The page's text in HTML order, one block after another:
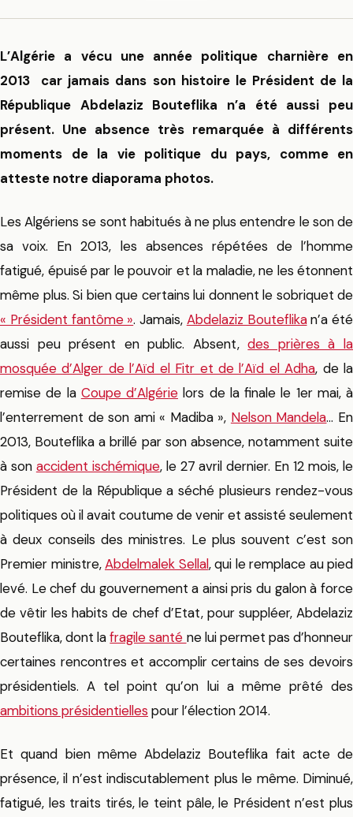
L’Algérie a vécu une année politique charnière en
2013
car jamais dans son histoire le Président de la
République Abdelaziz Bouteflika n’a été aussi peu
présent. Une absence très remarquée à différents
moments de la vie politique du pays, comme en
atteste notre diaporama photos.
Les Algériens se sont habitués à ne plus entendre le son de
sa voix. En 2013, les absences répétées de l’homme
fatigué, épuisé par le pouvoir et la maladie, ne les étonnent
même plus. Si bien que certains lui donnent le sobriquet de
« Président fantôme ». Jamais, Abdelaziz Bouteflikan’a été
aussi peu présent en public. Absent,des prières à la
mosquée d’Alger de l’Aïd el Fitr et de l’Aïd el Adha, de la
remise de la Coupe d’Algérie lors de la finale le 1er mai, à
l’enterrement de son ami « Madiba », Nelson Mandela… En
2013, Bouteflika a brillé par son absence, notamment suite
à son accident ischémique, le 27 avril dernier. En 12 mois, le
Président de la République a séché plusieurs rendez-vous
politiques où il avait coutume de venir et assisté seulement
à deux conseils des ministres. Le plus souvent c’est son
Premier ministre,Abdelmalek Sellal, qui le remplace au pied
levé. Le chef du gouvernement a ainsi pris du galon à force
de vêtir les habits de chef d’Etat, pour suppléer, Abdelaziz
Bouteflika, dont lafragile santé ne lui permet pas d’honneur
certaines rencontres et accomplir certains de ses devoirs
présidentiels. A tel point qu’on lui a même prêté des
ambitions présidentielles pour l’élection 2014.
Et quand bien même Abdelaziz Bouteflika fait acte de
présence, il n’est indiscutablement plus le même. Diminué,
fatigué, les traits tirés, le teint pâle, le Président n’est plus